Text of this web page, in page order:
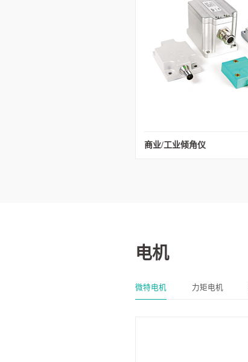
商业/工业倾角仪
电机
微特电机 力矩电机